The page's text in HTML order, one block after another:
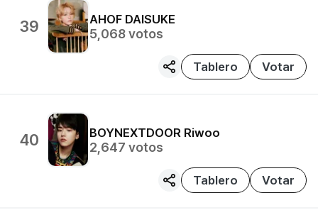
39 AHOF DAISUKE
5,068votos
Tablero Votar
40 BOYNEXTDOOR Riwoo
2,647 votos
Tablero Votar